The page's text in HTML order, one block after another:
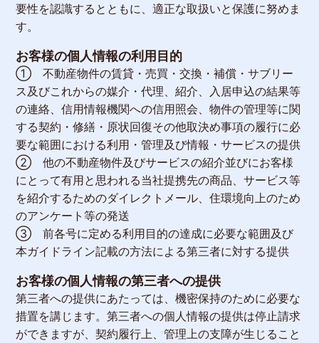
要性を認識するとともに、適正な取扱いと保護に努めま
す。
お客様の個人情報の利用目的
① 不動産物件の賃貸・売買・交換・補償・サブリー
ス及びこれからの媒介・代理、紹介、入居申込の結果等
の連絡、信用情報機関への信用照会、物件の管理等に関
する契約・修繕・原状回復その他取決め事項の履行に必
要な範囲における利用・管理及び情報・サービスの提供
② 他の不動産物件及びサービスの紹介並びにお客様
にとって有用と思われる当社提携先の商品、サービス等
を紹介するためのダイレクトメール、住環境向上のため
のアンケート等の発送
③ 前各号に定める利用目的の達成に必要な範囲及び
本ガイドライン記載の方法による第三者に対する提供
お客様の個人情報の第三者への提供
第三者への提供にあたっては、機密保持のために必要な
措置を講じます。第三者への個人情報の提供は停止請求
ができますが、契約履行上、管理上の支障が生じること